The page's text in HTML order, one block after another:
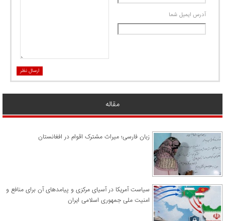
آدرس ايميل شما
ارسال نظر
مقاله
زبان فارسی؛ میراث مشترک اقوام در افغانستان
سیاست آمریکا در آسیای مرکزی و پیامدهای آن برای منافع و
امنیت ملی جمهوری اسلامی ایران